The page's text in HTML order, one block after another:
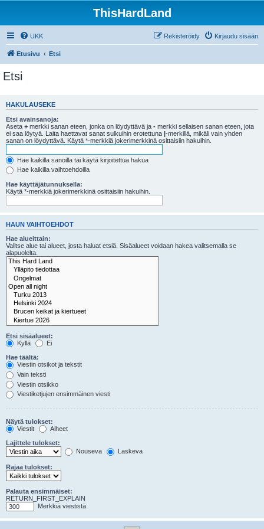
ThisHardLand
UKK Kirjaudu sisään
Rekisteröidy
Etusivu Etsi
Etsi
HAKULAUSEKE
Etsi avainsanoja:
Aseta + merkki sanan eteen, jonka on löydyttävä ja - merkki sellaisen sanan eteen, jota
ei saa löytyä. Laita haettavat sanat sulkuihin erotettuna |-merkillä, mikäli vain yhden
sanan on löydyttävä. Käytä *-merkkiä jokerimerkkinä osittaisiin hakuihin.
Hae kaikilla sanoilla tai käytä kirjoitettua hakua
Hae kaikilla vaihtoehdoilla
Hae käyttäjätunnuksella:
Käytä *-merkkiä jokerimerkkinä osittaisiin hakuihin.
HAUN VAIHTOEHDOT
Hae alueittain:
Valitse alue tai alueet, josta haluat etsiä. Sisäalueet voidaan hakea valitsemalla se
alapuolelta.
Etsi sisäalueet:
Kyllä
Ei
Hae täältä:
Viestin otsikot ja tekstit
Vain teksti
Viestin otsikko
Viestiketjujen ensimmäinen viesti
Näytä tulokset:
Viestit
Aiheet
Lajittele tulokset:
Nouseva
Laskeva
Rajaa tulokset:
Palauta ensimmäiset:
RETURN_FIRST_EXPLAIN
Merkkiä viestistä.